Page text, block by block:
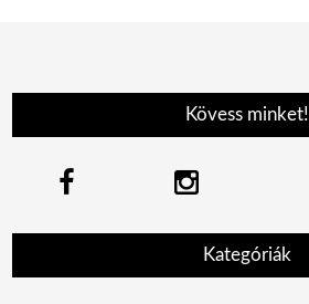
Kövess minket!
Kategóriák